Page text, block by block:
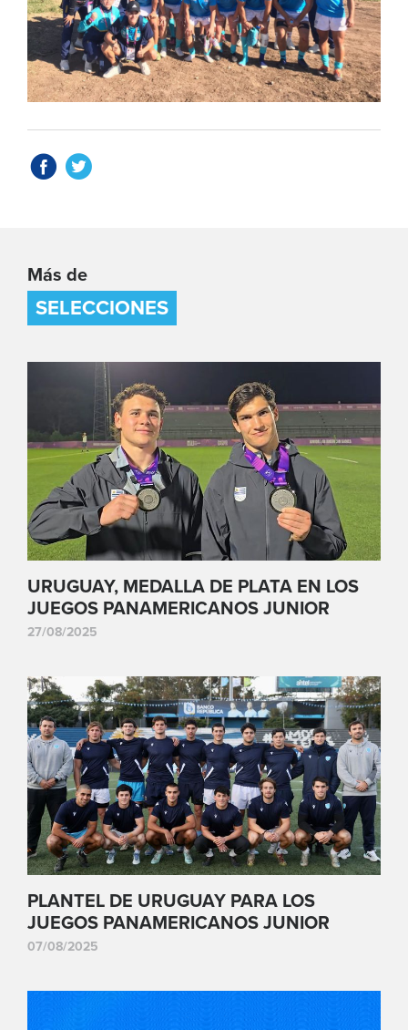
Más de
SELECCIONES
URUGUAY, MEDALLA DE PLATA EN LOS
JUEGOS PANAMERICANOS JUNIOR
27/08/2025
PLANTEL DE URUGUAY PARA LOS
JUEGOS PANAMERICANOS JUNIOR
07/08/2025